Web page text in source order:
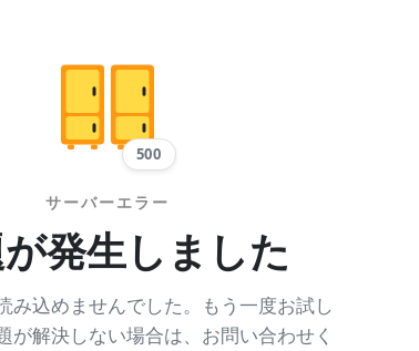
500
サーバーエラー
発生しました
み込めませんでした。もう一度お試し
が解決しない場合は、お問い合わせく